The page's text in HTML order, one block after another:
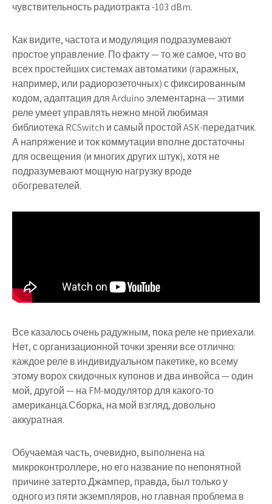
чувствительность радиотракта -103 dBm.
Как видите, частота и модуляция подразумевают
простое управление. По факту — то же самое, что во
всех простейших системах автоматики (гаражных,
например, или радиорозеточных) с фиксированным
кодом, адаптация для Arduino элементарна — этими
реле умеет управлять нежно мной любимая
библиотека RCSwitch и самый простой ASK-передатчик.
А напряжение и ток коммутации вполне достаточны
для освещения (и многих других штук), хотя не
подразумевают мощную нагрузку вроде
обогревателей.
Все казалось очень радужным, пока реле не приехали.
Нет, с организационной точки зреняи все отлично:
каждое реле в индивидуальном пакетике, ко всему
этому ворох скидочных купонов и два инвойса — один
мой, другой — на FM-модулятор для какого-то
американца.Сборка, на мой взгляд, довольно
аккуратная.
Обучаемая часть, очевидно, выполнена на
микроконтроллере, но его название по непонятной
причине затерто.Джампер, правда, был только у
одного из пяти экземпляров, но главная проблема в